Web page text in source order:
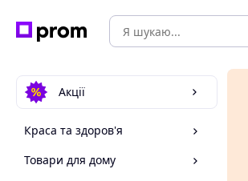
Акції
Краса та здоров'я
Товари для дому